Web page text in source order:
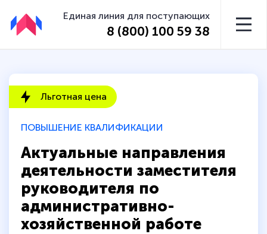
Единая линия для поступающих
8 (800) 100 59 38
ПОВЫШЕНИЕ КВАЛИФИКАЦИИ
Актуальные направления
деятельности заместителя
руководителя по
административно-
хозяйственной работе
Льготная цена